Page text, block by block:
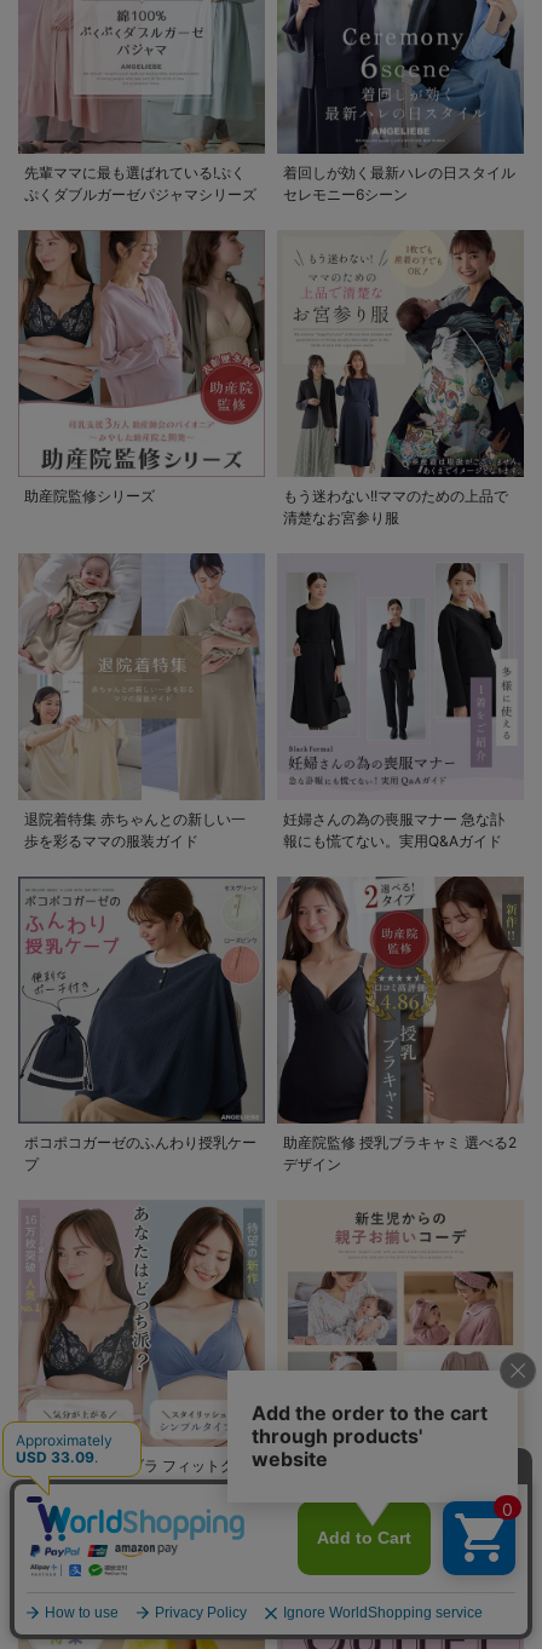
先輩ママに最も選ばれている!ぷく
ぷくダブルガーゼパジャマシリーズ
着回しが効く最新ハレの日スタイル
セレモニー6シーン
助産院監修シリーズ
もう迷わない!!ママのための上品で
清楚なお宮参り服
退院着特集 赤ちゃんとの新しい一
歩を彩るママの服装ガイド
妊婦さんの為の喪服マナー 急な訃
報にも慌てない。実用Q&Aガイド
ポコポコガーゼのふんわり授乳ケー
プ
助産院監修 授乳ブラキャミ 選べる2
デザイン
助産院監修 授乳ブラ フィットグミ
入り
新生児からの親子お揃いコーデ